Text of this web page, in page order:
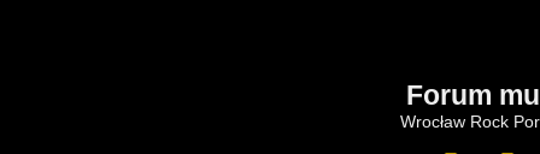
Forum
Wrocław Rock